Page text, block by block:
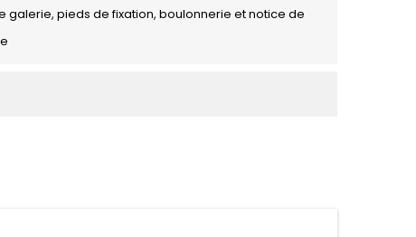
galerie, pieds de fixation, boulonnerie et notice de